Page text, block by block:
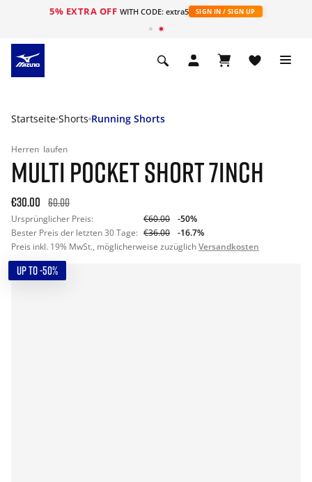
5% EXTRA OFF WITH CODE: extra5 SIGN IN / SIGN UP
Startseite Shorts Running Shorts
Herren laufen
MULTI POCKET SHORT 7INCH
€30.00 60.00
Ursprünglicher Preis: €60.00
-50%
Bester Preis der letzten 30 Tage: €36.00
-16.7%
Preis inkl. 19% MwSt., möglicherweise zuzüglichVersandkosten
UP TO -50%